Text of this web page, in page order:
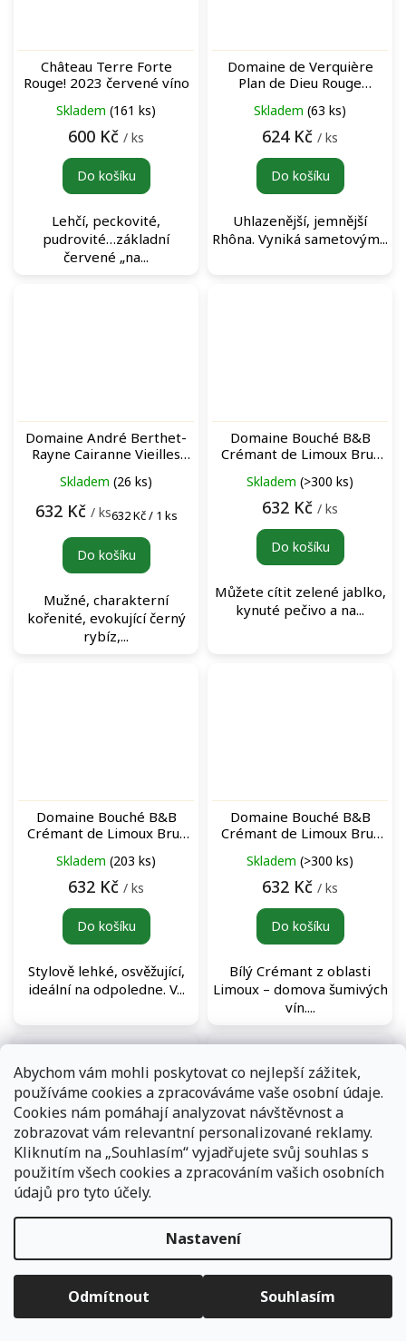
Abychom vám mohli poskytovat co nejlepší zážitek,
používáme cookies a zpracováváme vaše osobní údaje.
Cookies nám pomáhají analyzovat návštěvnost a
zobrazovat vám relevantní personalizované reklamy.
Kliknutím na „Souhlasím“ vyjadřujete svůj souhlas s
použitím všech cookies a zpracováním vašich osobních
údajů pro tyto účely.
Nastavení
Odmítnout Souhlasím
Objednávky, které přijmeme a jsou uhrazeny do 11,00 hodin
expedujeme ještě v ten samý den. Vyčkejte prosím na
informace od přepravní společnosti. Pokud jste zvolili osobní
vyzvednutí na některé z našich poboček - vyčkejte na informační
Château Terre Forte
Rouge! 2023 červené víno
Skladem (161 ks)
600 Kč / ks
Do košíku
Lehčí, peckovité,
pudrovité…základní
červené „na...
Domaine de Verquière
Plan de Dieu Rouge
Skladem (63 ks)
624 Kč / ks
Do košíku
Uhlazenější, jemnější
Rhôna. Vyniká sametovým...
Domaine André Berthet-
Rayne Cairanne Vieilles
Skladem (26 ks)
632 Kč / ksMěrná
632 Kč / 1 ks
Do košíku
Mužné, charakterní
kořenité, evokující černý
rybíz,...
Domaine Bouché B&B
Crémant de Limoux Brut
Skladem (>300 ks)
632 Kč / ks
Do košíku
Můžete cítit zelené jablko,
kynuté pečivo a na...
Domaine Bouché B&B
Crémant de Limoux Brut
Skladem (203 ks)
632 Kč / ks
Do košíku
Stylově lehké, osvěžující,
ideální na odpoledne. V...
Domaine Bouché B&B
Crémant de Limoux Brut
Skladem (>300 ks)
632 Kč / ks
Do košíku
Bílý Crémant z oblasti
Limoux – domova šumivých
vín....
Domaine d’Andézon Côtes
du Rhône Villages
Signargues Rouge červené
632 Kč/ ks
Do košíku
Rouge červené víno
632 Kč/ ksMěrná
cena:
632 Kč / 1 ks
Do košíku